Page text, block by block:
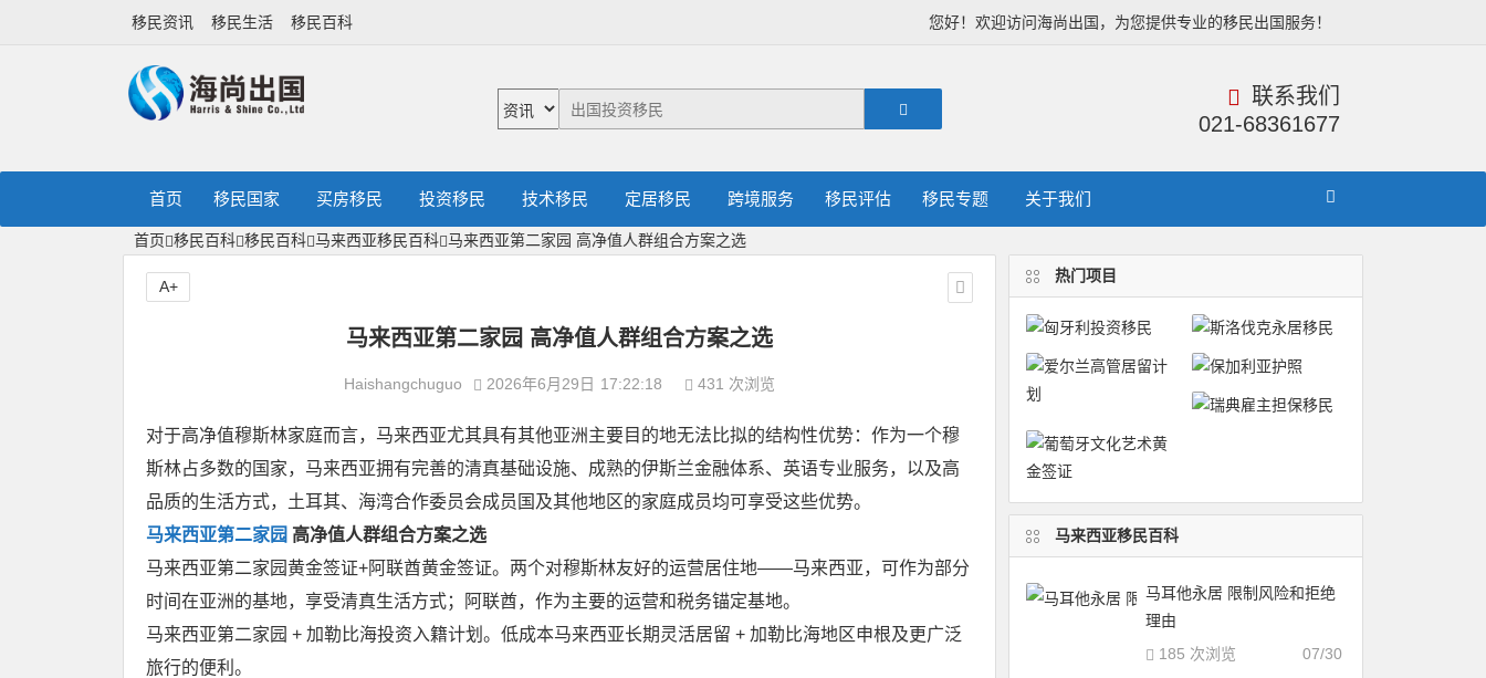
您好！欢迎访问海尚出国，为您提供专业的移民出国服务！
移民资讯 移民生活 移民百科
联系我们
021-68361677
首页 移民国家 买房移民 投资移民 技术移民 定居移民 跨境服务 移民评估 移民专题 关于我们
首页 移民百科 移民百科 马来西亚移民百科 马来西亚第二家园 高净值人群组合方案之选
马来西亚第二家园 高净值人群组合方案之选
Haishangchuguo 2026年6月29日 17:22:18 431 次浏览
对于高净值穆斯林家庭而言，马来西亚尤其具有其他亚洲主要目的地无法比拟的结构性优势：作为一个穆
斯林占多数的国家，马来西亚拥有完善的清真基础设施、成熟的伊斯兰金融体系、英语专业服务，以及高
品质的生活方式，土耳其、海湾合作委员会成员国及其他地区的家庭成员均可享受这些优势。
马来西亚第二家园 高净值人群组合方案之选
马来西亚第二家园黄金签证+阿联酋黄金签证。两个对穆斯林友好的运营居住地——马来西亚，可作为部分
时间在亚洲的基地，享受清真生活方式；阿联酋，作为主要的运营和税务锚定基地。
马来西亚第二家园 + 加勒比海投资入籍计划。低成本马来西亚长期灵活居留 + 加勒比海地区申根及更广泛
旅行的便利。
A+
热门项目
马来西亚移民百科
马耳他永居 限制风险和拒绝
理由
07/30
185 次浏览